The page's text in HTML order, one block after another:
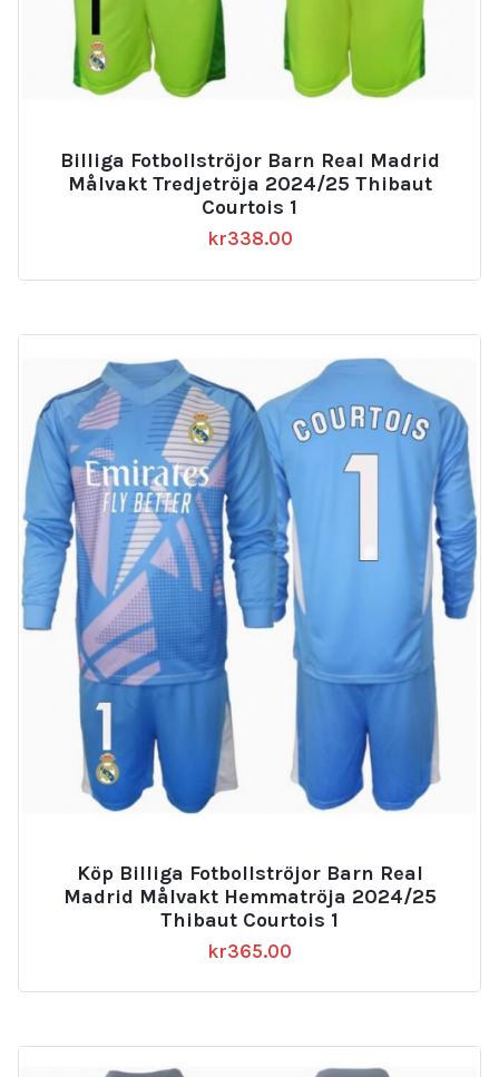
Billiga Fotbollströjor Barn Real Madrid
Målvakt Tredjetröja 2024/25 Thibaut
Courtois 1
kr338.00
Köp Billiga Fotbollströjor Barn Real
Madrid Målvakt Hemmatröja 2024/25
Thibaut Courtois 1
kr365.00